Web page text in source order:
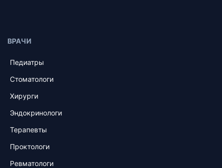
ВРАЧИ
Педиатры
Стоматологи
Хирурги
Эндокринологи
Терапевты
Проктологи
Ревматологи